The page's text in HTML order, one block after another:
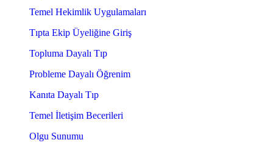
Temel Hekimlik Uygulamaları
Tıpta Ekip Üyeliğine Giriş
Topluma Dayalı Tıp
Probleme Dayalı Öğrenim
Kanıta Dayalı Tıp
Temel İletişim Becerileri
Olgu Sunumu